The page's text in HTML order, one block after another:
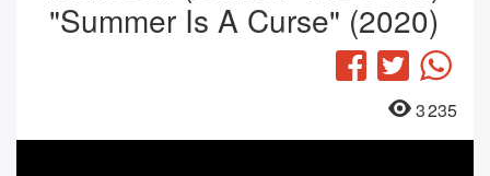
"Summer Is A Curse" (2020)
Facebook
Twitter
3 235